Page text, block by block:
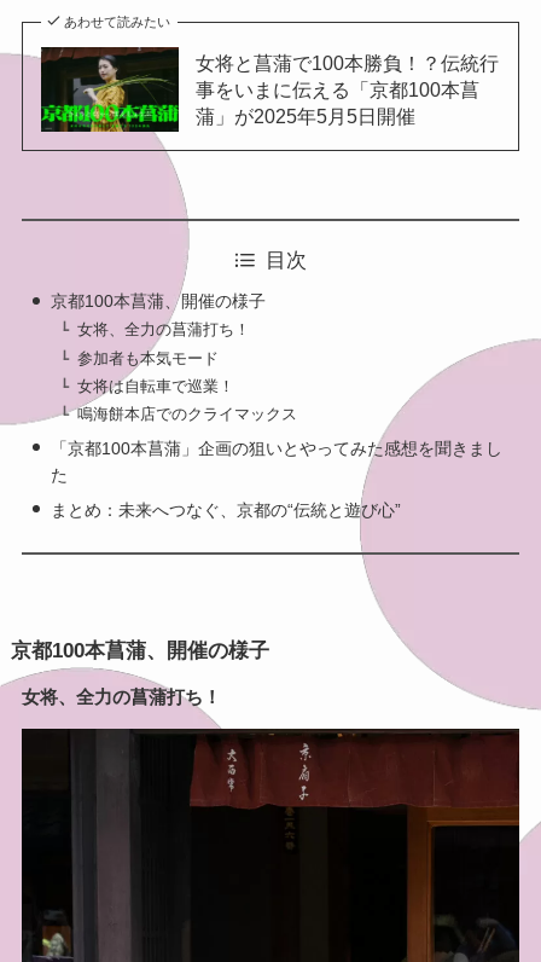
あわせて読みたい
女将と菖蒲で100本勝負！？伝統行
事をいまに伝える「京都100本菖
蒲」が2025年5月5日開催
目次
京都100本菖蒲、開催の様子
女将、全力の菖蒲打ち！
参加者も本気モード
女将は自転車で巡業！
鳴海餅本店でのクライマックス
「京都100本菖蒲」企画の狙いとやってみた感想を聞きまし
た
まとめ：未来へつなぐ、京都の“伝統と遊び心”
京都100本菖蒲、開催の様子
女将、全力の菖蒲打ち！